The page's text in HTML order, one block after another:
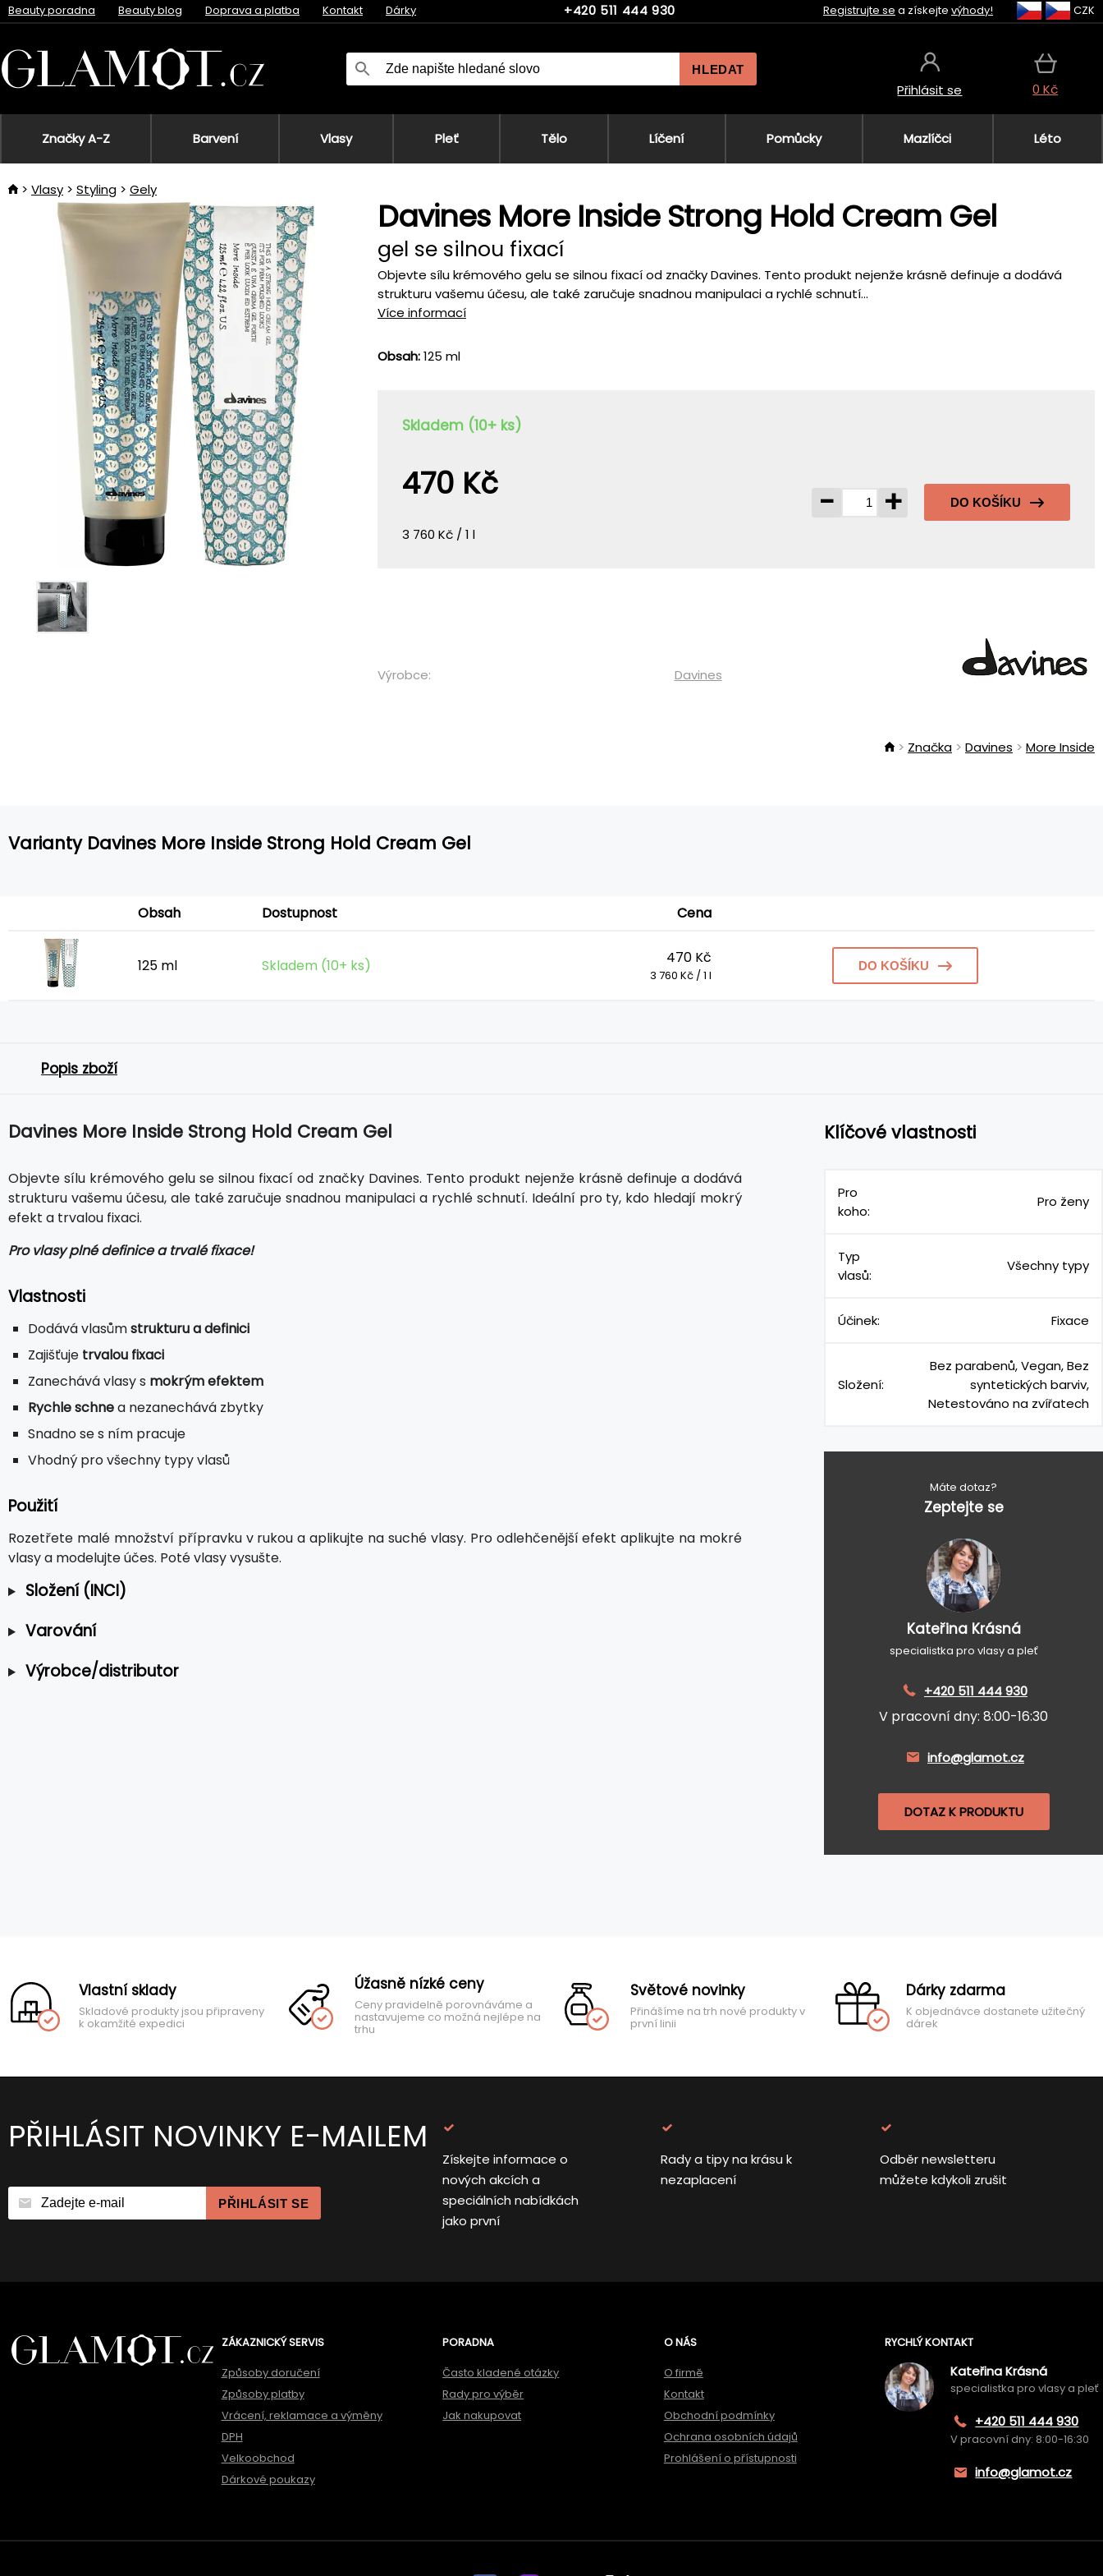
Beauty poradna Beauty blog Doprava a platba Kontakt Dárky +420 511 444 930 Registrujte se a získejte výhody! CZK
HLEDAT
Přihlásit se 0 Kč
Značky A-Z Barvení Vlasy Pleť Tělo Líčení Pomůcky Mazlíčci Léto
Vlasy Styling Gely
Davines More Inside Strong Hold Cream Gel
gel se silnou fixací
Objevte sílu krémového gelu se silnou fixací od značky Davines. Tento produkt nejenže krásně definuje a dodává
strukturu vašemu účesu, ale také zaručuje snadnou manipulaci a rychlé schnutí...
Více informací
Obsah:125 ml
Skladem (10+ ks)
470 Kč
3 760 Kč / 1 l
- + DO KOŠÍKU
Výrobce: Davines
Značka Davines More Inside
Varianty Davines More Inside Strong Hold Cream Gel
Obsah Dostupnost Cena
125 ml Skladem (10+ ks) 470 Kč
3 760 Kč / 1 l
DO KOŠÍKU
Popis zboží
Davines More Inside Strong Hold Cream Gel
Objevte sílu krémového gelu se silnou fixací od značky Davines. Tento produkt nejenže krásně definuje a dodává
strukturu vašemu účesu, ale také zaručuje snadnou manipulaci a rychlé schnutí. Ideální pro ty, kdo hledají mokrý
efekt a trvalou fixaci.
Pro vlasy plné definice a trvalé fixace!
Vlastnosti
Dodává vlasůmstrukturu a definici
Zajišťuje trvalou fixaci
Zanechává vlasy s mokrým efektem
Rychle schnea nezanechává zbytky
Snadno se s ním pracuje
Vhodný pro všechny typy vlasů
Použití
Rozetřete malé množství přípravku v rukou a aplikujte na suché vlasy. Pro odlehčenější efekt aplikujte na mokré
vlasy a modelujte účes. Poté vlasy vysušte.
Složení (INCI)
Varování
Výrobce/distributor
Klíčové vlastnosti
Pro
koho:
Pro ženy
Typ
vlasů:
Všechny typy
Účinek: Fixace
Složení:
Bez parabenů, Vegan, Bez
syntetických barviv,
Netestováno na zvířatech
Máte dotaz?
Zeptejte se
Kateřina Krásná
specialistka pro vlasy a pleť
+420 511 444 930
V pracovní dny: 8:00-16:30
info@glamot.cz
DOTAZ K PRODUKTU
Vlastní sklady
Skladové produkty jsou připraveny
k okamžité expedici
Úžasně nízké ceny
Ceny pravidelně porovnáváme a
nastavujeme co možná nejlépe na
trhu
Světové novinky
Přinášíme na trh nové produkty v
první linii
Dárky zdarma
K objednávce dostanete užitečný
dárek
PŘIHLÁSIT NOVINKY E-MAILEM
PŘIHLÁSIT SE
Získejte informace o
nových akcích a
speciálních nabídkách
jako první
Rady a tipy na krásu k
nezaplacení
Odběr newsletteru
můžete kdykoli zrušit
ZÁKAZNICKÝ SERVIS
Způsoby doručení
Způsoby platby
Vrácení, reklamace a výměny
DPH
Velkoobchod
Dárkové poukazy
PORADNA
Často kladené otázky
Rady pro výběr
Jak nakupovat
O NÁS
O firmě
Kontakt
Obchodní podmínky
Ochrana osobních údajů
Prohlášení o přístupnosti
RYCHLÝ KONTAKT
Kateřina Krásná
specialistka pro vlasy a pleť
+420 511 444 930
V pracovní dny: 8:00-16:30
info@glamot.cz